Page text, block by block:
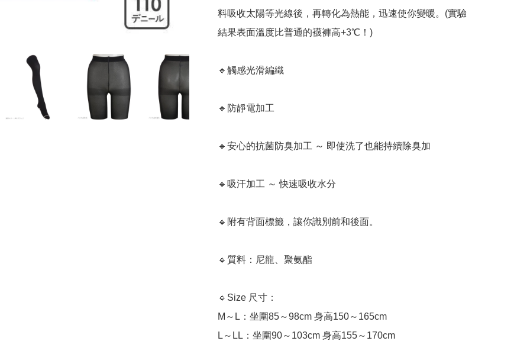
料吸收太陽等光線後，再轉化為熱能，迅速使你變暖。(實驗
結果表面溫度比普通的襪褲高+3℃！)
🔹觸感光滑編織
🔹防靜電加工
🔹安心的抗菌防臭加工 ～ 即使洗了也能持續除臭加
🔹吸汗加工 ～ 快速吸收水分
🔹附有背面標籤，讓你識別前和後面。
🔹質料：尼龍、聚氨酯
🔹Size 尺寸：
M～L：坐圍85～98cm 身高150～165cm
L～LL：坐圍90～103cm 身高155～170cm